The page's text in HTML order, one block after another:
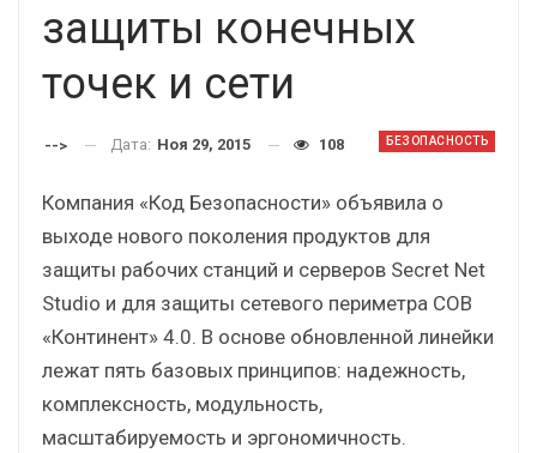
защиты конечных
точек и сети
БЕЗОПАСНОСТЬ
--> Дата: Ноя 29, 2015 108
Компания «Код Безопасности» объявила о
выходе нового поколения продуктов для
защиты рабочих станций и серверов Secret Net
Studio и для защиты сетевого периметра СОВ
«Континент» 4.0. В основе обновленной линейки
лежат пять базовых принципов: надежность,
комплексность, модульность,
масштабируемость и эргономичность.